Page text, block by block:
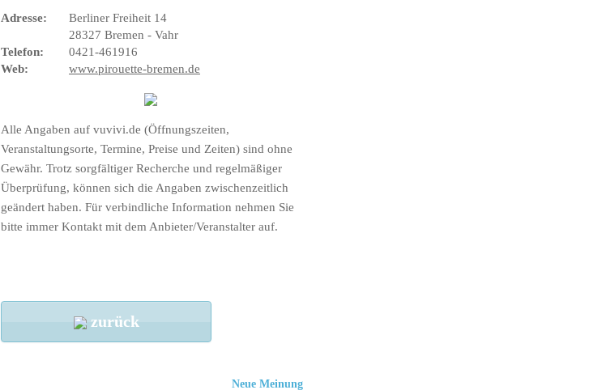
Adresse:
Berliner Freiheit 14
28327 Bremen - Vahr
Telefon:
0421-461916
Web:
www.pirouette-bremen.de
Alle Angaben auf vuvivi.de (Öffnungszeiten,
Veranstaltungsorte, Termine, Preise und Zeiten) sind ohne
Gewähr. Trotz sorgfältiger Recherche und regelmäßiger
Überprüfung, können sich die Angaben zwischenzeitlich
geändert haben. Für verbindliche Information nehmen Sie
bitte immer Kontakt mit dem Anbieter/Veranstalter auf.
zurück
Neue Meinung